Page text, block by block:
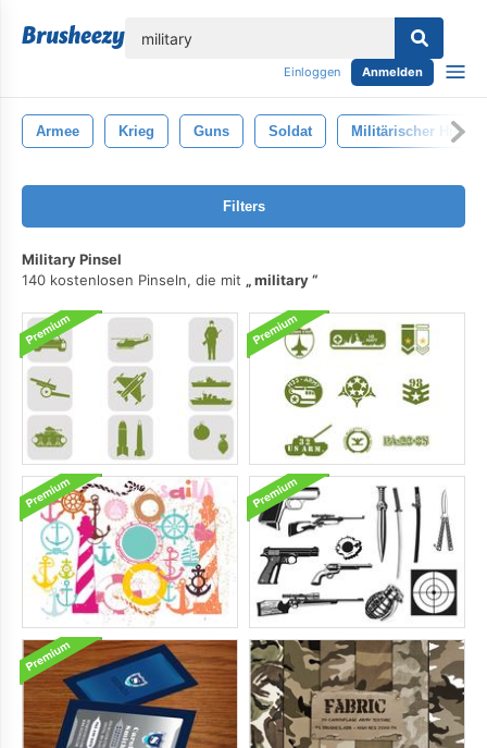
Einloggen Anmelden
Armee Krieg Guns Soldat Militärischer
Filters
Military Pinsel
140 kostenlosen Pinseln, die mit
military